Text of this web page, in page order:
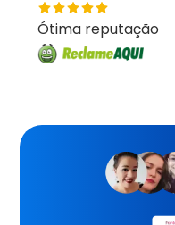
Ótima reputação